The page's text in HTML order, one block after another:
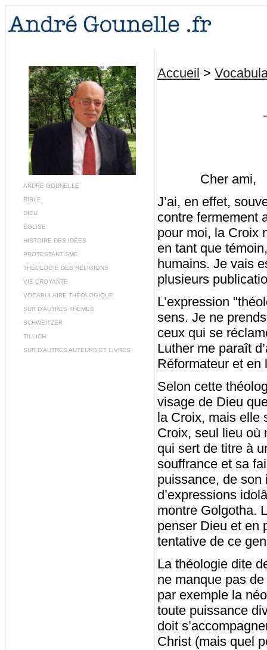
ANDRÉ GOUNELLE
BIBLE
DIEU
ÉGLISE
HISTOIRE DES IDÉES
PROTESTANTISME
THÉOLOGIE DES RELIGIONS
VIE CROYANTE
VOCABULAIRE THÉOLOGIQUE
SUR D’AUTRES THÈMES
SCHWEITZER
TILLICH
SUR D’AUTRES AUTEURS ET LIVRES
Accueil >
Cher ami,
J’ai, en effet,
contre fermement
pour moi, la Croix
en tant que
humains. Je vais
plusieurs
L’expression
sens. Je ne
ceux qui se
Luther me paraît
Réformateur et en
Selon cette
visage de Dieu
la Croix, mais elle
Croix, seul lieu
qui sert de titre à
souffrance et sa
puissance, de son
d’expressions
montre Golgotha.
penser Dieu et en
tentative de ce
La théologie dite
ne manque pas
par exemple la
toute puissance
doit
Christ (mais quel